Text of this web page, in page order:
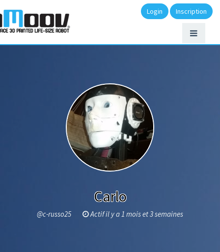
Login Inscription
Carlo
@c-russo25 Actif il y a 1 mois et 3 semaines